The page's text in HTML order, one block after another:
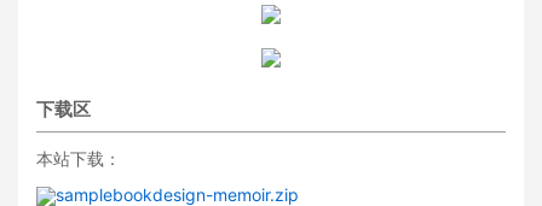
下载区
本站下载：
samplebookdesign-memoir.zip